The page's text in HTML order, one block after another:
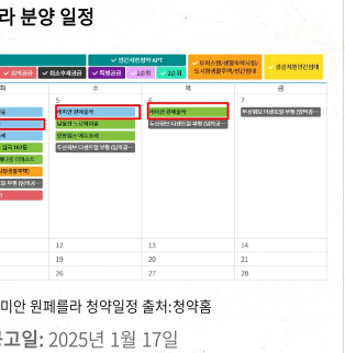
분양 일정
안 원페를라 청약일정 출처:청약홈
일:2025년 1월 17일